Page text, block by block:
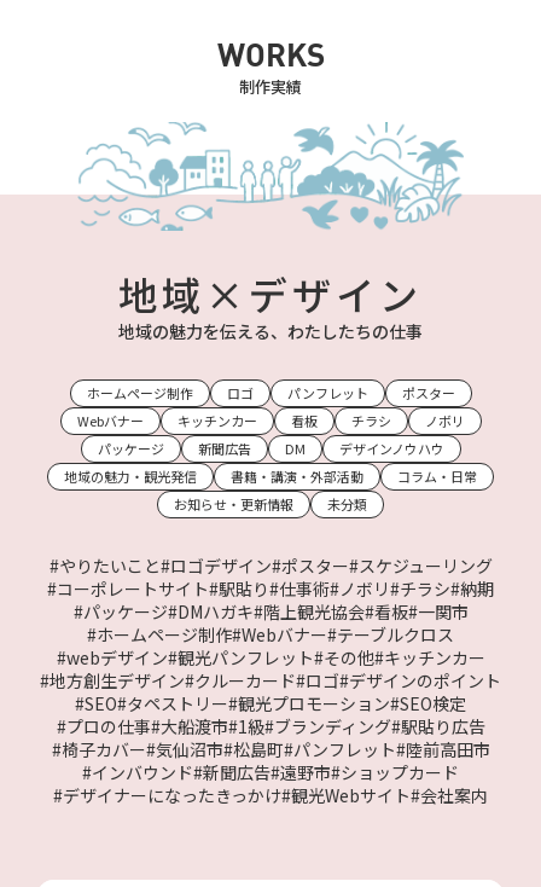
WORKS
制作実績
地域×デザイン
地域の魅力を伝える、わたしたちの仕事
ホームページ制作 ロゴ パンフレット
ポスター
Webバナー
キッチンカー 看板 チラシ
ノボリ
パッケージ
新聞広告 DM
デザインノウハウ
地域の魅力・観光発信
書籍・講演・外部活動
コラム・日常
お知らせ・更新情報
未分類
#やりたいこと#ロゴデザイン#ポスター#スケジューリング
#コーポレートサイト#駅貼り#仕事術#ノボリ#チラシ#納期
#パッケージ#DMハガキ#階上観光協会#看板#一関市
#ホームページ制作#Webバナー#テーブルクロス
#webデザイン#観光パンフレット#その他#キッチンカー
#地方創生デザイン#クルーカード#ロゴ#デザインのポイント
#SEO#タペストリー#観光プロモーション#SEO検定
#プロの仕事#大船渡市#1級#ブランディング#駅貼り広告
#椅子カバー#気仙沼市#松島町#パンフレット#陸前高田市
#インバウンド#新聞広告#遠野市#ショップカード
#デザイナーになったきっかけ#観光Webサイト#会社案内